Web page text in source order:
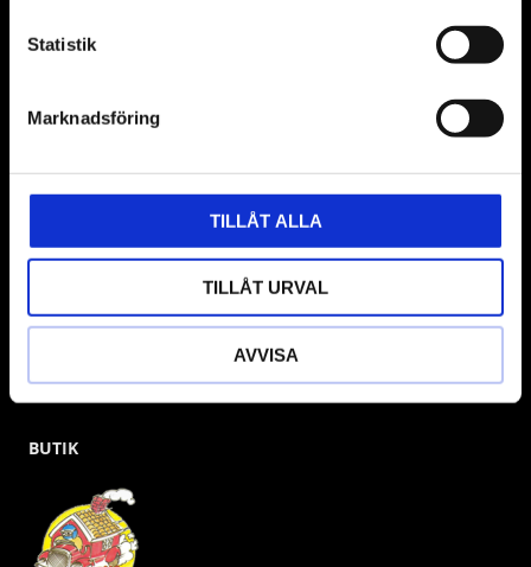
Statistik
Marknadsföring
TILLÅT ALLA
TILLÅT URVAL
AVVISA
& däckmaskiner och Master luftmaskiner. Kontakta oss
kunden.
BUTIK